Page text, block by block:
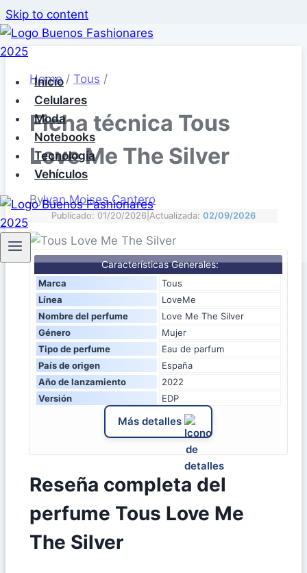
Skip to content
Inicio
Celulares
Moda
Notebooks
Tecnología
Vehículos
Home / Tous /
Ficha técnica Tous
Love Me The Silver
ByIvan Moises Cantero
Publicado: 01/20/2026 Actualizada: 02/09/2026
Características Generales:
Marca
Tous
Línea
LoveMe
Nombre del perfume
Love Me The Silver
Género
Mujer
Tipo de perfume
Eau de parfum
País de origen
España
Año de lanzamiento
2022
Versión
EDP
Más detalles
Reseña completa del
perfume Tous Love Me
The Silver